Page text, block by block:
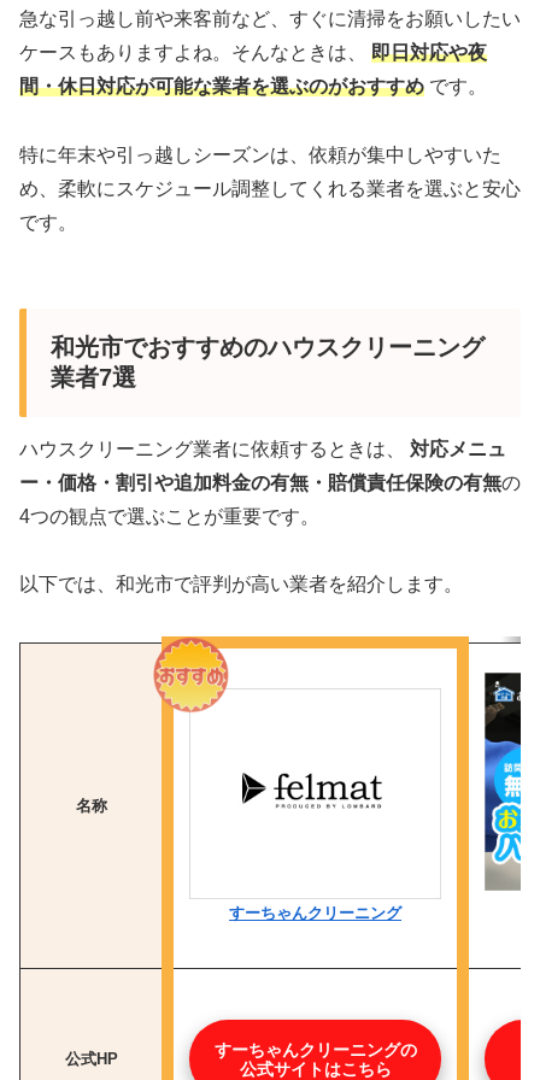
急な引っ越し前や来客前など、すぐに清掃をお願いしたい
ケースもありますよね。そんなときは、 即日対応や夜
間・休日対応が可能な業者を選ぶのがおすすめ です。
特に年末や引っ越しシーズンは、依頼が集中しやすいた
め、柔軟にスケジュール調整してくれる業者を選ぶと安心
です。
和光市でおすすめのハウスクリーニング
業者7選
ハウスクリーニング業者に依頼するときは、 対応メニュ
ー・価格・割引や追加料金の有無・賠償責任保険の有無の
4つの観点で選ぶことが重要です。
以下では、和光市で評判が高い業者を紹介します。
名称
すーちゃんクリーニング
公式HP
すーちゃんクリーニングの
公式サイトはこちら